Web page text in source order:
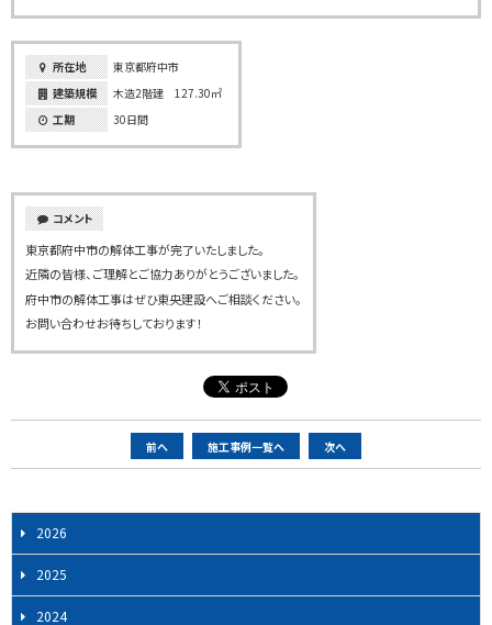
所在地
東京都府中市
建築規模
木造2階建 127.30㎡
工期
30日間
コメント
東京都府中市の解体工事が完了いたしました。
近隣の皆様、ご理解とご協力ありがとうございました。
府中市の解体工事はぜひ東央建設へご相談ください。
お問い合わせお待ちしております！
ー
ナ
ビ
ゲ
ー
前へ 施工事例一覧へ 次へ
2026
2025
2024